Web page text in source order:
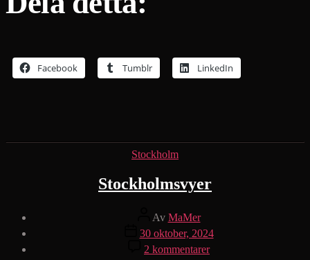
Facebook Tumblr LinkedIn
Kategorier
Stockholm
Stockholmsvyer
Inläggsförfattare
Av MaMer
Inläggsdatum
30 oktober, 2024
2 kommentarertill
Stockholmsvyer